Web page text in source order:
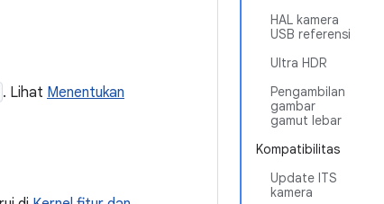
HAL kamera
USB referensi
Ultra HDR
Pengambilan
gambar
gamut lebar
Kompatibilitas
Update ITS
kamera
. Lihat Menentukan